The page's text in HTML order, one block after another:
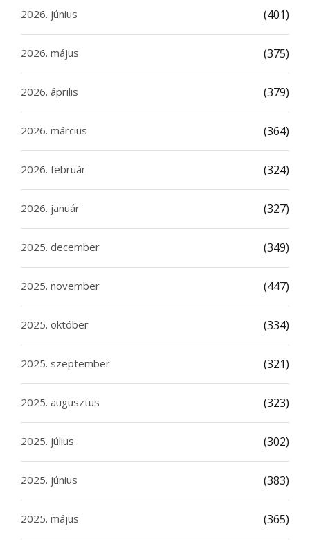
2026. június (401)
2026. május (375)
2026. április (379)
2026. március (364)
2026. február (324)
2026. január (327)
2025. december (349)
2025. november (447)
2025. október (334)
2025. szeptember (321)
2025. augusztus (323)
2025. július (302)
2025. június (383)
2025. május (365)